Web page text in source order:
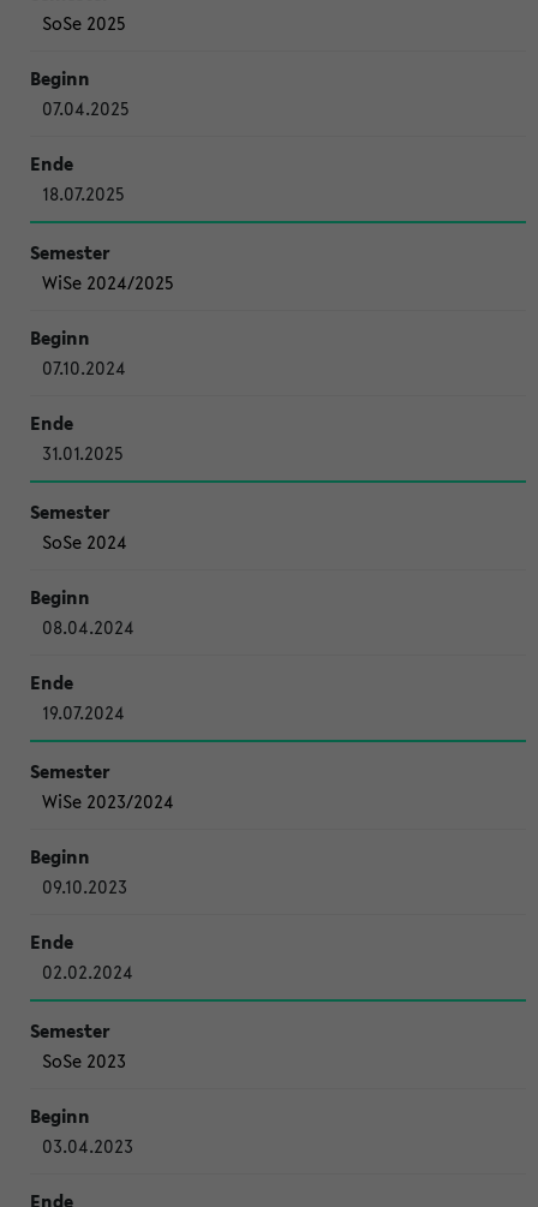
SoSe 2025
07.04.2025
18.07.2025
WiSe 2024/2025
07.10.2024
31.01.2025
SoSe 2024
08.04.2024
19.07.2024
WiSe 2023/2024
09.10.2023
02.02.2024
SoSe 2023
03.04.2023